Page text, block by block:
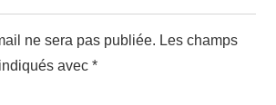
ne sera pas publiée. Les champs
avec*